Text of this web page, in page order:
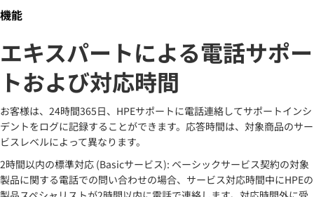
機能
エキスパートによる電話サポー
トおよび対応時間
お客様は、24時間365日、HPEサポートに電話連絡してサポートインシ
デントをログに記録することができます。応答時間は、対象商品のサー
ビスレベルによって異なります。
2時間以内の標準対応 (Basicサービス): ベーシックサービス契約の対象
製品に関する電話での問い合わせの場合、サービス対応時間中にHPEの